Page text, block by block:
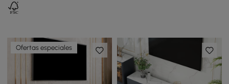
Ofertas especiales